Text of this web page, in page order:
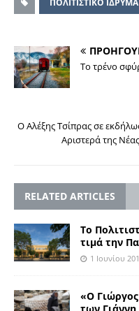
ΠΟΛΙΤΙΣΤΙΚΟ
Το τρένο
Ο Αλέξης Τσίπρας σε
Αριστερά της
RELATED ARTICLES
Το
τιμά την
1 Ιουνίου
«Ο